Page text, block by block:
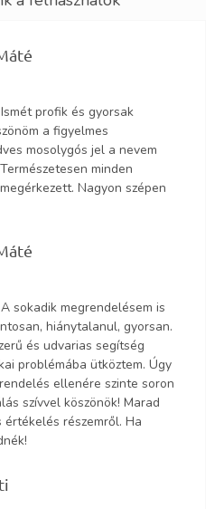
5-ből 5 csillag.
profik és gyorsak
a figyelmes
mosolygós jel a nevem
minden
Nagyon szépen
5-ből 5 csillag.
sokadik megrendelésem is
hiánytalanul, gyorsan.
és udvarias segítség
problémába ütköztem. Úgy
ellenére szinte soron
szívvel köszönök! Marad
részemről. Ha
5-ből 5 csillag.